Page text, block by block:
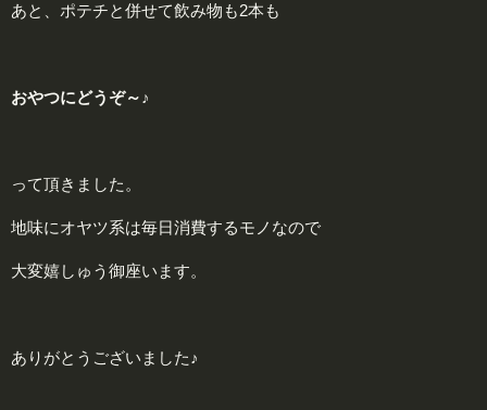
あと、ポテチと併せて飲み物も2本も
おやつにどうぞ～♪
って頂きました。
地味にオヤツ系は毎日消費するモノなので
大変嬉しゅう御座います。
ありがとうございました♪